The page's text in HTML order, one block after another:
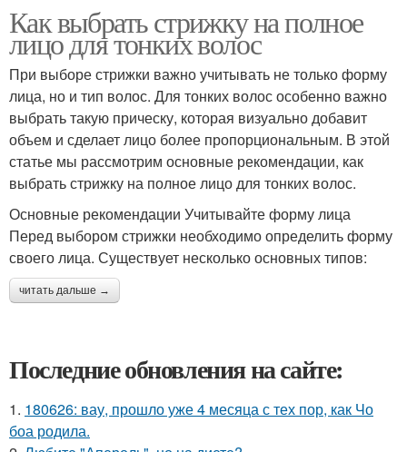
Как выбрать стрижку на полное
лицо для тонких волос
При выборе стрижки важно учитывать не только форму
лица, но и тип волос. Для тонких волос особенно важно
выбрать такую прическу, которая визуально добавит
объем и сделает лицо более пропорциональным. В этой
статье мы рассмотрим основные рекомендации, как
выбрать стрижку на полное лицо для тонких волос.
Основные рекомендации Учитывайте форму лица
Перед выбором стрижки необходимо определить форму
своего лица. Существует несколько основных типов:
читать дальше →
Последние обновления на сайте:
1. 180626: вау, прошло уже 4 месяца с тех пор, как Чо
боа родила.